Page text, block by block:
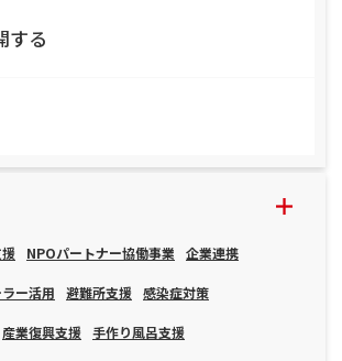
する
NPOパートナー協働事業 企業連携
ラー活用 避難所支援 感染症対策
産業復興支援 手作り風呂支援